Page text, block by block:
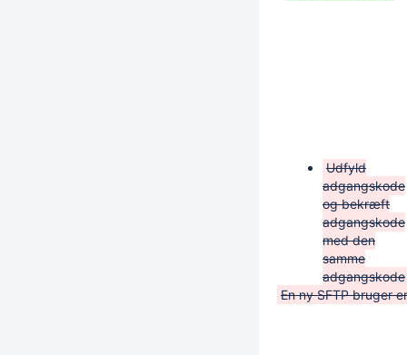
Udfyld
adgangskode
og bekræft
adgangskode
med den
samme
adgangskode
En ny SFTP bruger